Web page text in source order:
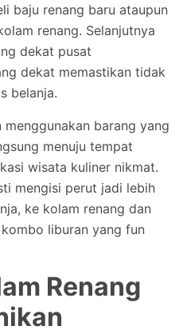
baju renang baru ataupun
renang. Selanjutnya
dekat pusat
dekat memastikan tidak
belanja.
barang yang
menuju tempat
wisata kuliner nikmat.
mengisi perut jadi lebih
ke kolam renang dan
liburan yang fun
Renang